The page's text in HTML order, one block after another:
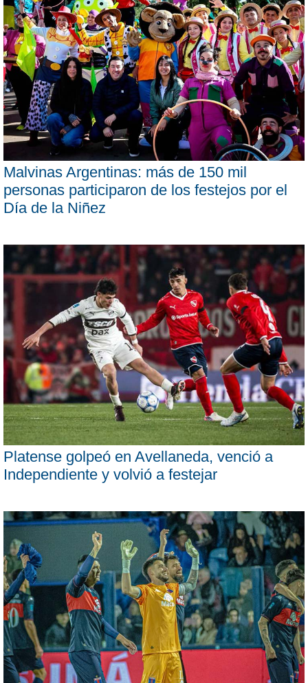
Malvinas Argentinas: más de 150 mil
personas participaron de los festejos por el
Día de la Niñez
Platense golpeó en Avellaneda, venció a
Independiente y volvió a festejar